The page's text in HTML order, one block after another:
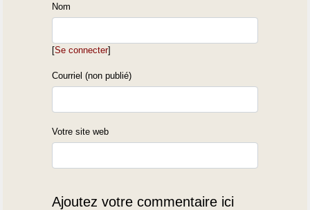
Nom
[Se connecter]
Courriel (non publié)
Votre site web
Ajoutez votre commentaire ici